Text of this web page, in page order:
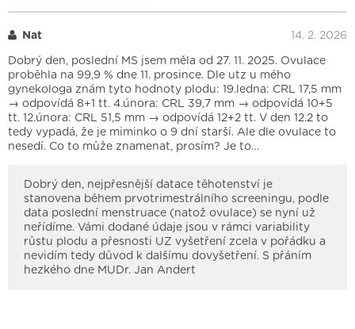
Nat 14. 2. 2026
Dobrý den, poslední MS jsem měla od 27. 11. 2025. Ovulace
proběhla na 99,9 % dne 11. prosince. Dle utz u mého
gynekologa znám tyto hodnoty plodu: 19.ledna: CRL 17,5 mm
→ odpovídá 8+1 tt. 4.února: CRL 39,7 mm → odpovídá 10+5
tt. 12.února: CRL 51,5 mm → odpovídá 12+2 tt. V den 12.2 to
tedy vypadá, že je miminko o 9 dní starší. Ale dle ovulace to
nesedí. Co to může znamenat, prosím? Je to…
Dobrý den, nejpřesnější datace těhotenství je
stanovena během prvotrimestrálního screeningu, podle
data poslední menstruace (natož ovulace) se nyní už
neřídíme. Vámi dodané údaje jsou v rámci variability
růstu plodu a přesnosti UZ vyšetření zcela v pořádku a
nevidím tedy důvod k dalšímu dovyšetření. S přáním
hezkého dne MUDr. Jan Andert